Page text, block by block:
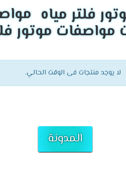
لا يوجد منتجات فى الوقت الحالي.
المدونة